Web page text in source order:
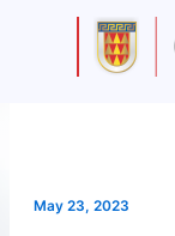
May 23, 2023